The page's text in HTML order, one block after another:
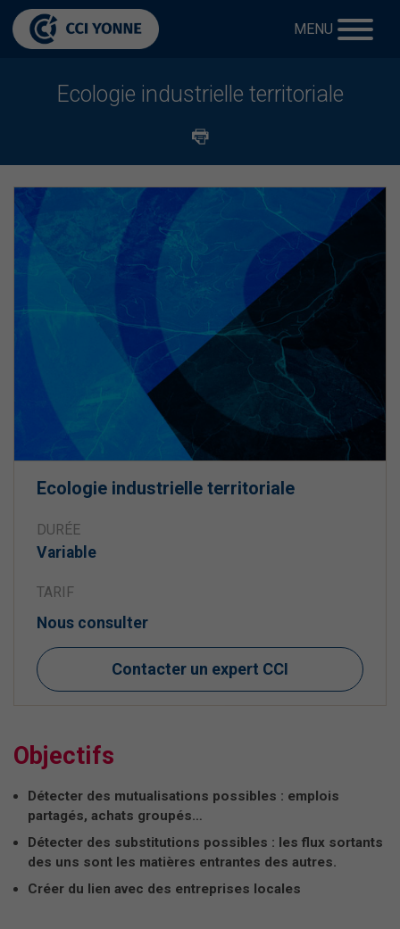
MENU
Ecologie industrielle territoriale
Ecologie industrielle territoriale
DURÉE
Variable
TARIF
Nous consulter
Contacter un expert CCI
Objectifs
Détecter des mutualisations possibles : emplois
partagés, achats groupés…
Détecter des substitutions possibles : les flux sortants
des uns sont les matières entrantes des autres.
Créer du lien avec des entreprises locales